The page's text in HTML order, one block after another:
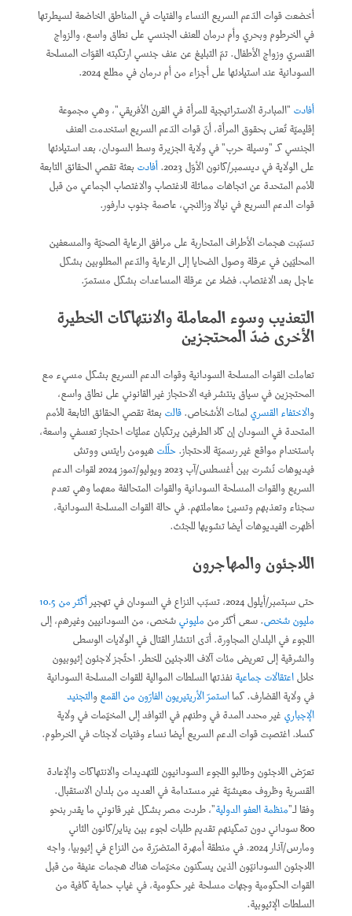
أخضعت قوات الدّعم السريع النساء والفتيات في المناطق الخاضعة لسيطرتها
في الخرطوم وبحري وأم درمان للعنف الجنسي على نطاق واسع، والزواج
القسري وزواج الأطفال. تمّ التبليغ عن عنف جنسي ارتكبته القوّات المسلحة
السودانية عند استيلائها على أجزاء من أم درمان في مطلع 2024.
أفادت"المبادرة الاستراتيجية للمرأة في القرن الأفريقي"، وهي مجموعة
إقليميّة تُعنى بحقوق المرأة، أنّ قوات الدّعم السريع استخدمت العنف
الجنسي كـ "وسيلة حرب" في ولاية الجزيرة وسط السودان، بعد استيلائها
على الولاية في ديسمبر/كانون الأوّل 2023.
أفادتبعثة تقصي الحقائق التابعة
للأمم المتحدة عن اتجاهات مماثلة للاغتصاب والاغتصاب الجماعي من قبل
قوات الدعم السريع في نيالا وزالنجي، عاصمة جنوب دارفور.
تسبّبت هجمات الأطراف المتحاربة على مرافق الرعاية الصحيّة والمسعفين
المحليّين في عرقلة وصول الضحايا إلى الرعاية والدّعم المطلوبين بشكل
عاجل بعد الاغتصاب، فضلا عن عرقلة المساعدات بشكل مستمرّ.
التعذيب وسوء المعاملة والانتهاكات الخطيرة
الأخرى ضدّ المحتجزين
تعاملت القوات المسلحة السودانية وقوات الدعم السريع بشكل مسيء مع
المحتجزين في سياق ينتشر فيه الاحتجاز غير القانوني على نطاق واسع،
والاختفاء القسريلمئات الأشخاص.قالتبعثة تقصي الحقائق التابعة للأمم
المتحدة في السودان إن كلا الطرفين يرتكبان عمليّات احتجاز تعسفي واسعة،
باستخدام مواقع غير رسميّة للاحتجاز.حلّلتهيومن رايتس ووتش
فيديوهات نُشرت بين أغسطس/آب 2023 ويوليو/تموز 2024 لقوات الدعم
السريع والقوات المسلحة السودانية والقوات المتحالفة معهما وهي تعدم
سجناء وتعذبهم وتسيئ معاملتهم. في حالة القوات المسلحة السودانية،
أظهرت الفيديوهات أيضا تشويها للجثث.
اللاجئون والمهاجرون
حتى سبتمبر/أيلول 2024، تسبّب النزاع في السودان في تهجير
أكثر من 10.5
مليون شخص. سعى أكثر منمليونيشخص، من السودانيين وغيرهم، إلى
اللجوء في البلدان المجاورة. أدّى انتشار القتال في الولايات الوسطى
والشرقية إلى تعريض مئات آلاف اللاجئين للخطر. احتُجز لاجئون إثيوبيون
خلالاعتقالات جماعيةنفذتها السلطات الموالية للقوات المسلحة السودانية
في ولاية القضارف. كمااستمرّالأريتيريون الفارّون من القمعوالتجنيد
الإجباريغير محدد المدة في وطنهم في التوافد إلى المخيّمات في ولاية
كسلا. اغتصبت قوات الدعم السريع أيضا نساء وفتيات لاجئات في الخرطوم.
تعرّض اللاجئون وطالبو اللجوء السودانيون للتهديدات والانتهاكات والإعادة
القسرية وظروف معيشيّة غير مستدامة في العديد من بلدان الاستقبال.
وفقا لـ"منظمة العفو الدولية"، طردت مصر بشكل غير قانوني ما يقدر بنحو
800 سوداني دون تمكينهم تقديم طلبات لجوء بين يناير/كانون الثاني
ومارس/آذار 2024. في منطقة أمهرة المتضرّرة من النزاع في إثيوبيا، واجه
اللاجئون السودانيّون الذين يسكنون مخيّمات هناك هجمات عنيفة من قبل
القوات الحكومية وجهات مسلحة غير حكومية، في غياب حماية كافية من
السلطات الإثيوبية.